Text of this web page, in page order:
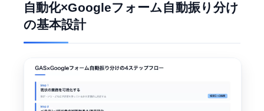
自動化×Googleフォーム自動振り分け
の基本設計